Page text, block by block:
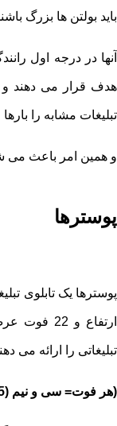
باید بولتن ها بزرگ
آنها در درجه اول
هدف قرار می دهند و
تبلیغات مشابه را
و همین امر باعث می
پوسترها
تبلیغاتی را ارائه می
(هر فوت= سی و نیم (30.5) سانتی متر)